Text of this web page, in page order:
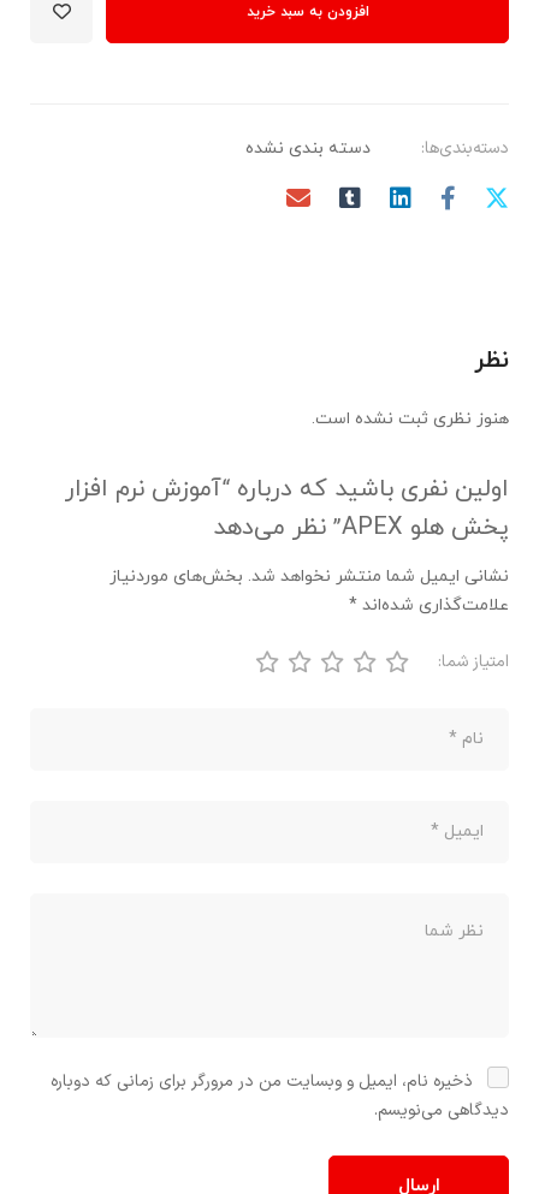
افزودن به سبد خرید
دسته‌بندی‌ها: دسته بندی نشده
نظر
هنوز نظری ثبت نشده است.
اولین نفری باشید که درباره “آموزش نرم افزار
پخش هلو APEX” نظر می‌دهد
نشانی ایمیل شما منتشر نخواهد شد. بخش‌های موردنیاز
علامت‌گذاری شده‌اند *
امتیاز شما:
ذخیره نام، ایمیل و وبسایت من در مرورگر برای زمانی که دوباره
دیدگاهی می‌نویسم.